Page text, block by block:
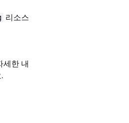
리소스
세한 내